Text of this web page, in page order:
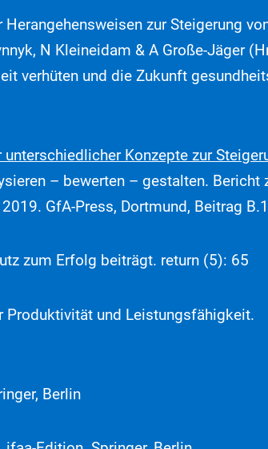
zur Steigerung
N Kleineidam & A Große-Jäger
verhüten und die Zukunft
Konzepte zur
– bewerten – gestalten. Bericht
GfA-Press, Dortmund, Beitrag
zum Erfolg beiträgt. return (5): 65
Produktivität und Leistungsfähigkeit.
Berlin